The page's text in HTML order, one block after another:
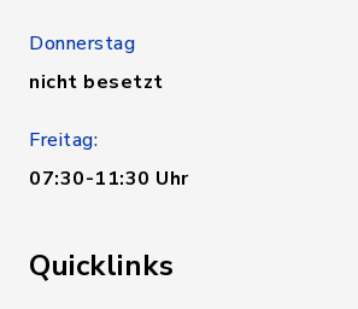
Donnerstag
nicht besetzt
Freitag:
07:30-11:30 Uhr
Quicklinks